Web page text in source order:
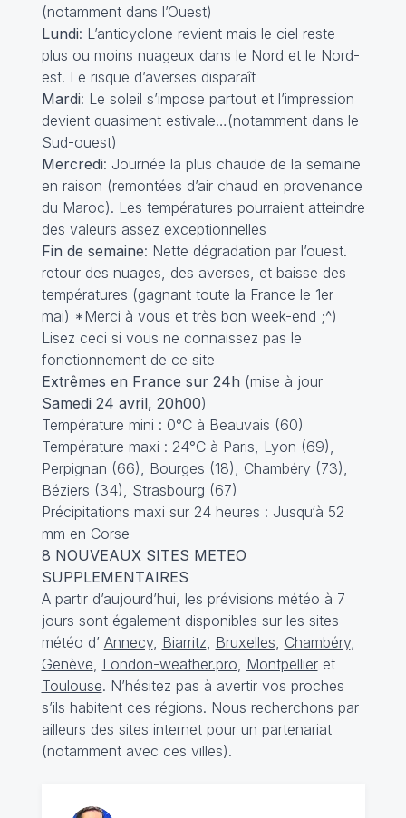
(notamment dans l’Ouest)
Lundi: L’anticyclone revient mais le ciel reste
plus ou moins nuageux dans le Nord et le Nord-
est. Le risque d’averses disparaît
Mardi: Le soleil s’impose partout et l’impression
devient quasiment estivale…(notamment dans le
Sud-ouest)
Mercredi: Journée la plus chaude de la semaine
en raison (remontées d’air chaud en provenance
du Maroc). Les températures pourraient atteindre
des valeurs assez exceptionnelles
Fin de semaine: Nette dégradation par l’ouest.
retour des nuages, des averses, et baisse des
températures (gagnant toute la France le 1er
mai) *Merci à vous et très bon week-end ;^)
Lisez ceci si vous ne connaissez pas le
fonctionnement de ce site
Extrêmes en France sur 24h (mise à jour
Samedi 24 avril, 20h00)
Température mini : 0°C à Beauvais (60)
Température maxi : 24°C à Paris, Lyon (69),
Perpignan (66), Bourges (18), Chambéry (73),
Béziers (34), Strasbourg (67)
Précipitations maxi sur 24 heures : Jusqu‘à 52
mm en Corse
8 NOUVEAUX SITES METEO
SUPPLEMENTAIRES
A partir d’aujourd’hui, les prévisions météo à 7
jours sont également disponibles sur les sites
météo d’ Annecy, Biarritz, Bruxelles, Chambéry,
Genève, London-weather.pro, Montpellieret
Toulouse. N’hésitez pas à avertir vos proches
s’ils habitent ces régions. Nous recherchons par
ailleurs des sites internet pour un partenariat
(notamment avec ces villes).